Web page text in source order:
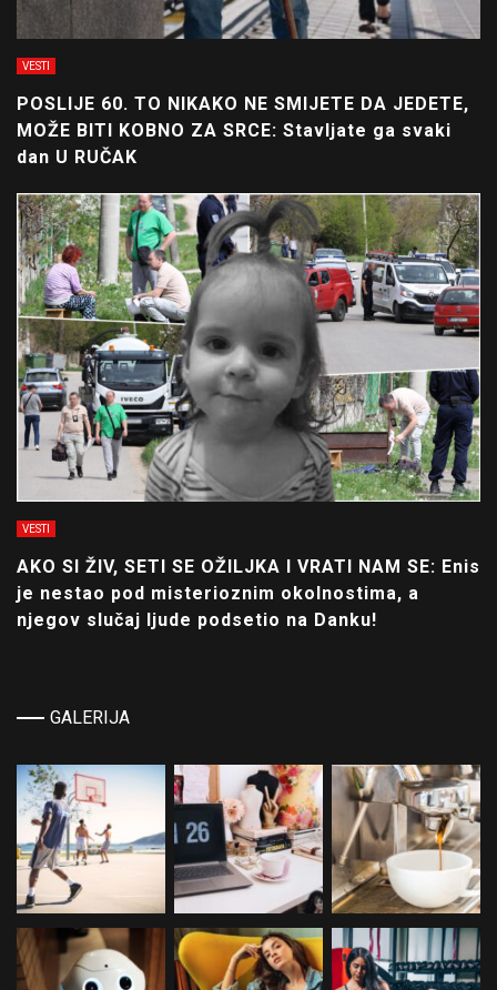
VESTI
POSLIJE 60. TO NIKAKO NE SMIJETE DA JEDETE,
MOŽE BITI KOBNO ZA SRCE: Stavljate ga svaki
dan U RUČAK
VESTI
AKO SI ŽIV, SETI SE OŽILJKA I VRATI NAM SE: Enis
je nestao pod misterioznim okolnostima, a
njegov slučaj ljude podsetio na Danku!
GALERIJA